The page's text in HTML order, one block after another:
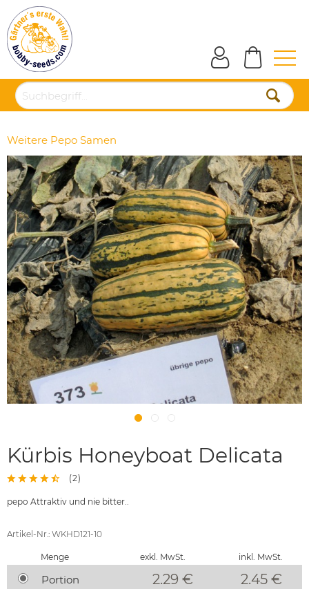
Weitere Pepo Samen
Kürbis Honeyboat Delicata
(2)
pepo Attraktiv und nie bitter..
Artikel-Nr.: WKHD121-10
Menge exkl. MwSt. inkl. MwSt.
Portion 2.29 € 2.45 €